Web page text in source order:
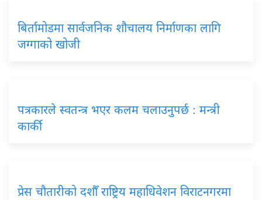
बिर्तामोडमा सार्वजनिक शौचालय निर्माणका लागि
जग्गाको खोजी
पत्रकारले स्वतन्त्र भएर कलम चलाउनुपर्छ : मन्त्री
कार्की
प्रेस चौतारीको दशौँ राष्ट्रिय महाधिवेशन विराटनगरमा